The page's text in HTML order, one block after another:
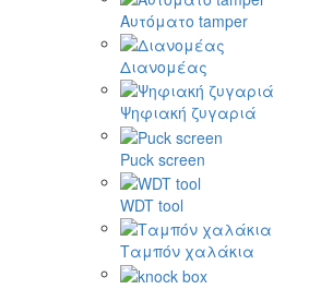
Αυτόματο tamper
Διανομέας
Ψηφιακή ζυγαριά
Puck screen
WDT tool
Ταμπόν χαλάκια